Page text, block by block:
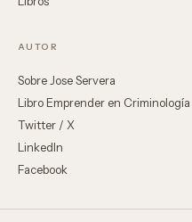
AUTOR
Sobre Jose Servera
Libro Emprender en Criminología
Twitter / X
LinkedIn
Facebook